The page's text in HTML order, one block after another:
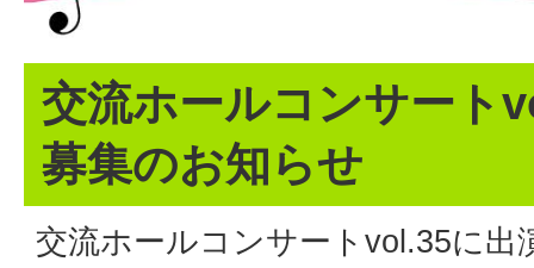
交流ホールコンサート
募集のお知らせ
交流ホールコンサートvol.35に